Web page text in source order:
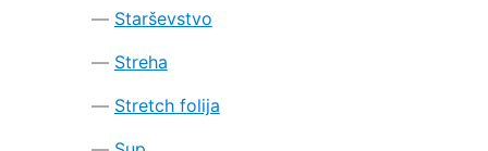
Starševstvo
Streha
Stretch folija